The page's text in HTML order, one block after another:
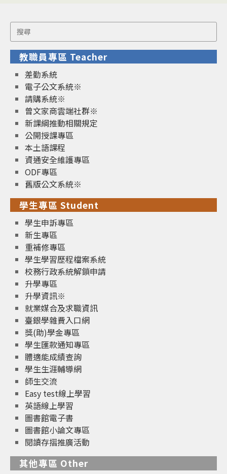
Search
for:
教職員專區 Teacher
差勤系統
電子公文系統※
請購系統※
曾文家商雲端社群※
新課綱推動相關規定
公開授課專區
本土語課程
資通安全維護專區
ODF專區
舊版公文系統※
學生專區 Student
學生申訴專區
新生專區
重補修專區
學生學習歷程檔案系統
校務行政系統解鎖申請
升學專區
升學資訊※
就業媒合及求職資訊
臺銀學雜費入口網
獎(助)學金專區
學生匯款通知專區
體適能成績查詢
學生生涯輔導網
師生交流
Easy test線上學習
英語線上學習
圖書館電子書
圖書館小論文專區
閱讀存摺推廣活動
其他專區 Other